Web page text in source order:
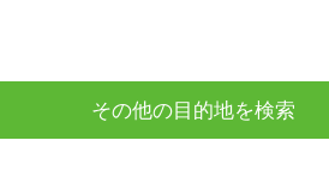
その他の目的地を検索